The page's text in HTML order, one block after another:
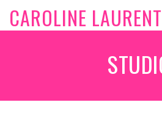
CAROLINE LAURENT